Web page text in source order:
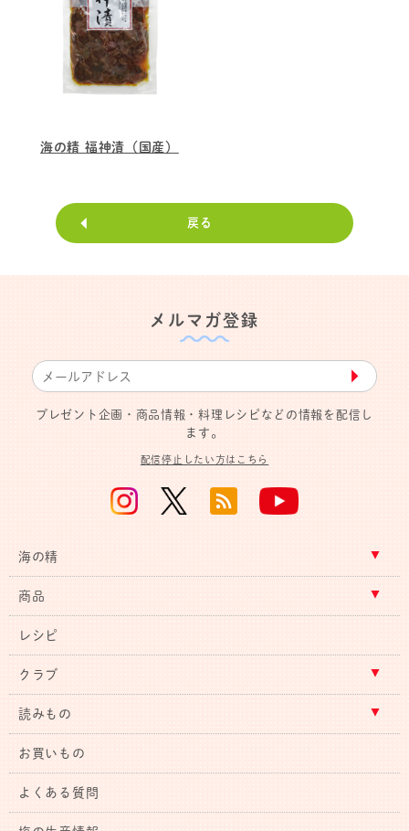
海の精 福神漬（国産）
戻る
メルマガ登録
▶︎
プレゼント企画・商品情報・料理レシピなどの情報を配信し
ます。
配信停止したい方はこちら
海の精
商品
レシピ
クラブ
読みもの
お買いもの
よくある質問